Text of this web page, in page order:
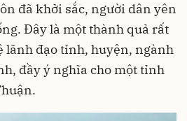
đã khởi sắc, người dân yên
Đây là một thành quả rất
lãnh đạo tỉnh, huyện, ngành
đầy ý nghĩa cho một tỉnh